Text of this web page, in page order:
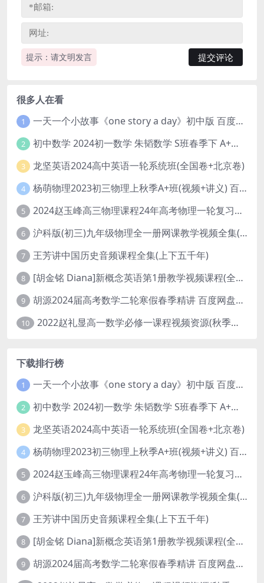
提示：请文明发言
很多人在看
1 一天一个小故事《one story a day》初中版 百度网盘分享下载
2 初中数学 2024初一数学 朱韬数学 S班春季下 A+班春季下 百度云网盘
3 龙坚英语2024高中英语一轮系统班(全国卷+北京卷)
4 杨萌物理2023初三物理上秋季A+班(视频+讲义) 百度网盘分享
5 2024赵玉峰高三物理课程24年高考物理一轮复习网课教程
6 沪科版(初三)九年级物理全一册网课教学视频全集(录播版 杜春雨 66讲)
7 王芳讲中国历史音频课程全集(上下五千年)
8 [胡金铭 Diana]新概念英语第1册教学视频课程(全集 百度网盘下载)
9 胡源2024届高考数学二轮寒假春季精讲 百度网盘分享
10 2022赵礼显高一数学必修一课程视频资源(秋季班 含讲义)百度网盘云
下载排行榜
1 一天一个小故事《one story a day》初中版 百度网盘分享下载
2 初中数学 2024初一数学 朱韬数学 S班春季下 A+班春季下 百度云网盘
3 龙坚英语2024高中英语一轮系统班(全国卷+北京卷)
4 杨萌物理2023初三物理上秋季A+班(视频+讲义) 百度网盘分享
5 2024赵玉峰高三物理课程24年高考物理一轮复习网课教程
6 沪科版(初三)九年级物理全一册网课教学视频全集(录播版 杜春雨 66讲)
7 王芳讲中国历史音频课程全集(上下五千年)
8 [胡金铭 Diana]新概念英语第1册教学视频课程(全集 百度网盘下载)
9 胡源2024届高考数学二轮寒假春季精讲 百度网盘分享